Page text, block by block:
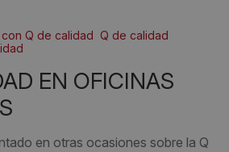
Q de calidad Q de calidad
en otras ocasiones sobre la Q